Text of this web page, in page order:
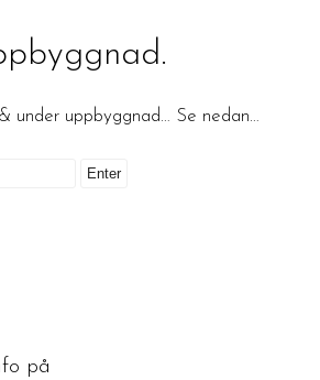
under uppbyggnad… Se nedan…
på